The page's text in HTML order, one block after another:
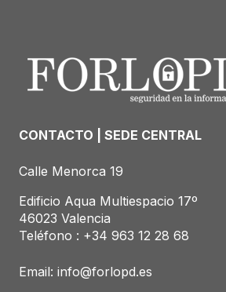
CONTACTO | SEDE CENTRAL
Calle Menorca 19
Edificio Aqua Multiespacio 17º
46023 Valencia
Teléfono : +34 963 12 28 68
Email: info@forlopd.es